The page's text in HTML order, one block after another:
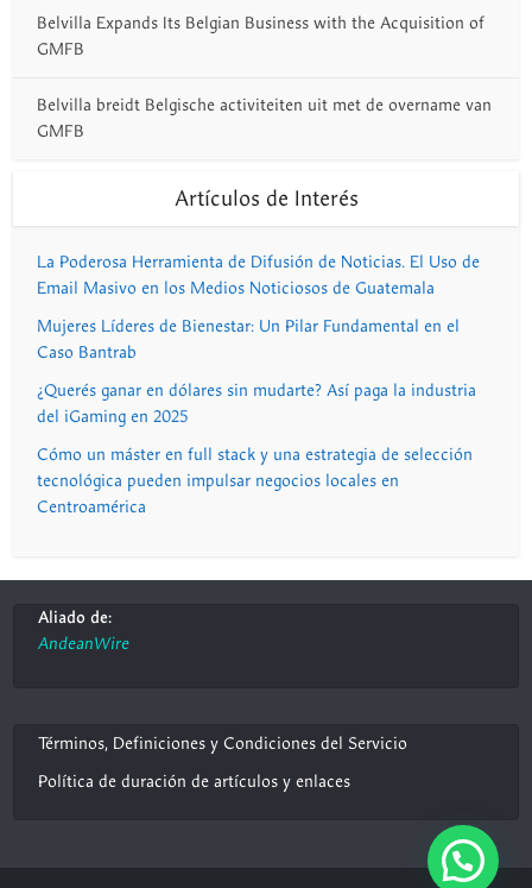
Belvilla Expands Its Belgian Business with the Acquisition of
GMFB
Belvilla breidt Belgische activiteiten uit met de overname van
GMFB
Artículos de Interés
La Poderosa Herramienta de Difusión de Noticias. El Uso de
Email Masivo en los Medios Noticiosos de Guatemala
Mujeres Líderes de Bienestar: Un Pilar Fundamental en el
Caso Bantrab
¿Querés ganar en dólares sin mudarte? Así paga la industria
del iGaming en 2025
Cómo un máster en full stack y una estrategia de selección
tecnológica pueden impulsar negocios locales en
Centroamérica
Aliado de:
AndeanWire
Términos, Definiciones y Condiciones del Servicio
Política de duración de artículos y enlaces